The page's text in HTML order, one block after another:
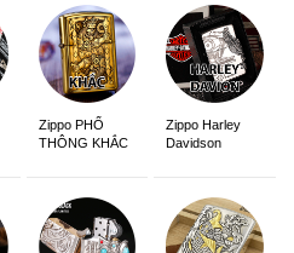
Zippo PHỔ
THÔNG KHẮC
Zippo Harley
Davidson